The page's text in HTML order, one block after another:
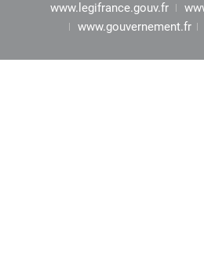
www.legifrance.gouv.fr
www.gouvernement.fr